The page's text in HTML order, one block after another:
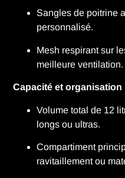
Sangles de poitrine
personnalisé.
Mesh respirant sur
meilleure ventilation.
Capacité et organisation
Volume total de 12
longs ou ultras.
Compartiment
ravitaillement ou